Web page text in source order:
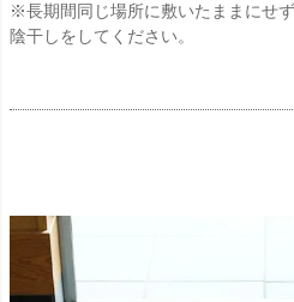
※長期間同じ場所に敷いたままにせ
陰干しをしてください。